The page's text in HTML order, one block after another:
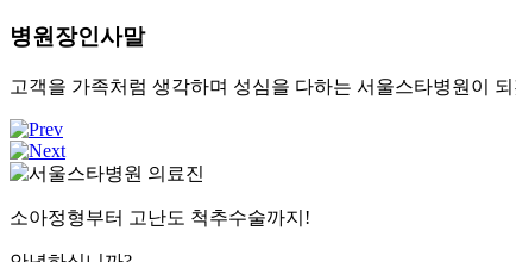
병원장인사말
고객을 가족처럼 생각하며 성심을 다하는 서울스타병원이
소아정형부터 고난도 척추수술까지!